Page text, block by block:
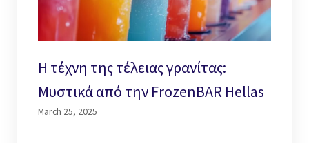
Η τέχνη της τέλειας γρανίτας:
Μυστικά από την FrozenBAR Hellas
March 25, 2025